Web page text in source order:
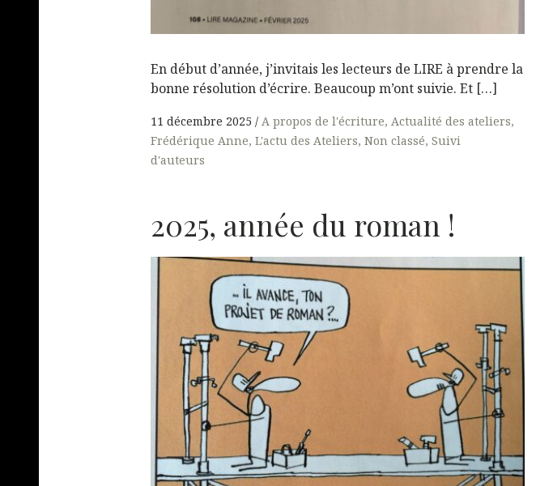
En début d’année, j’invitais les lecteurs de LIRE à prendre la
bonne résolution d’écrire. Beaucoup m’ont suivie. Et […]
11 décembre 2025 A propos de l'écriture Actualité des ateliers
Frédérique Anne L'actu des Ateliers Non classé Suivi
d'auteurs
2025, année du roman !